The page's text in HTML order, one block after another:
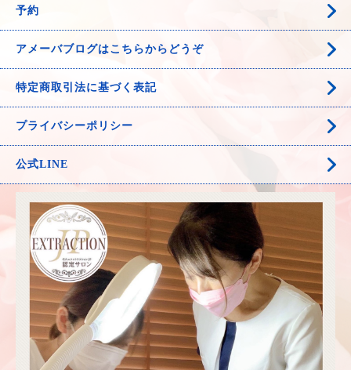
予約
アメーバブログはこちらからどうぞ
特定商取引法に基づく表記
プライバシーポリシー
公式LINE